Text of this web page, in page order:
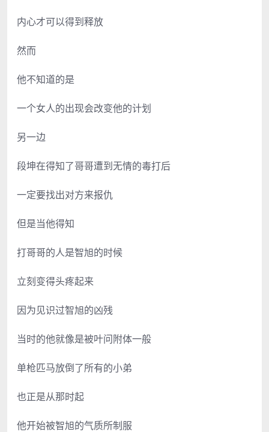
内心才可以得到释放
然而
他不知道的是
一个女人的出现会改变他的计划
另一边
段坤在得知了哥哥遭到无情的毒打后
一定要找出对方来报仇
但是当他得知
打哥哥的人是智旭的时候
立刻变得头疼起来
因为见识过智旭的凶残
当时的他就像是被叶问附体一般
单枪匹马放倒了所有的小弟
也正是从那时起
他开始被智旭的气质所制服